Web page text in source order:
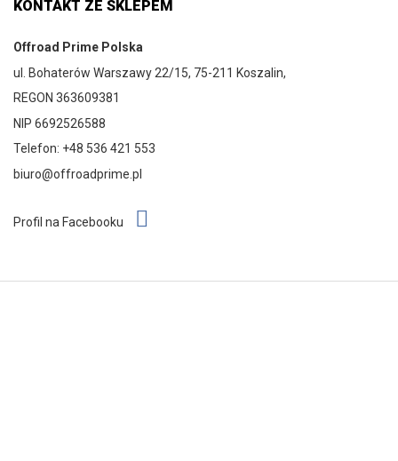
KONTAKT ZE SKLEPEM
Offroad Prime Polska
ul. Bohaterów Warszawy 22/15, 75-211 Koszalin,
REGON 363609381
NIP 6692526588
Telefon: +48 536 421 553
biuro@offroadprime.pl
Profil na Facebooku